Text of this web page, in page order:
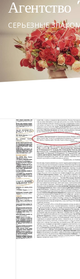
СЕРЬЕЗНЫЕ